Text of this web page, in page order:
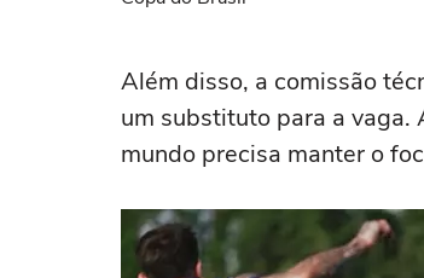
Além disso, a comissão
um substituto para a vaga.
mundo precisa manter o